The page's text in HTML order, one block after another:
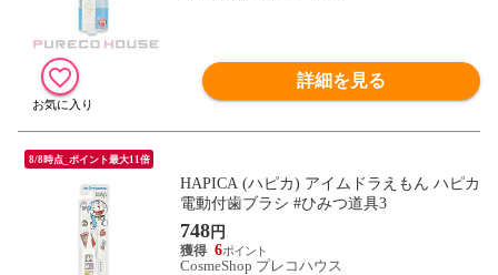
詳細を見る
8/8時点_ポイント最大11倍
HAPICA (ハピカ) アイムドラえもん ハピカ
電動付歯ブラシ #ひみつ道具3
748円
6
CosmeShop プレコハウス